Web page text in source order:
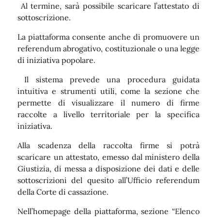
Al termine, sarà possibile scaricare l’attestato di
sottoscrizione.
La piattaforma consente anche di promuovere un
referendum abrogativo, costituzionale o una legge
di iniziativa popolare.
Il sistema prevede una procedura guidata
intuitiva e strumenti utili, come la sezione che
permette di visualizzare il numero di firme
raccolte a livello territoriale per la specifica
iniziativa.
Alla scadenza della raccolta firme si potrà
scaricare un attestato, emesso dal ministero della
Giustizia, di messa a disposizione dei dati e delle
sottoscrizioni del quesito all’Ufficio referendum
della Corte di cassazione.
Nell’homepage della piattaforma, sezione “Elenco